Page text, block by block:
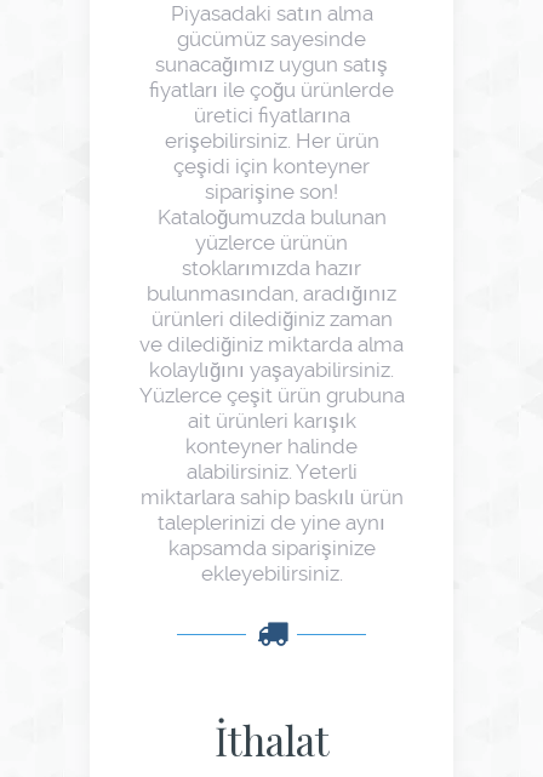
Piyasadaki satın alma
gücümüz sayesinde
sunacağımız uygun satış
fiyatları ile çoğu ürünlerde
üretici fiyatlarına
erişebilirsiniz. Her ürün
çeşidi için konteyner
siparişine son!
Kataloğumuzda bulunan
yüzlerce ürünün
stoklarımızda hazır
bulunmasından, aradığınız
ürünleri dilediğiniz zaman
ve dilediğiniz miktarda alma
kolaylığını yaşayabilirsiniz.
Yüzlerce çeşit ürün grubuna
ait ürünleri karışık
konteyner halinde
alabilirsiniz. Yeterli
miktarlara sahip baskılı ürün
taleplerinizi de yine aynı
kapsamda siparişinize
ekleyebilirsiniz.
İthalat